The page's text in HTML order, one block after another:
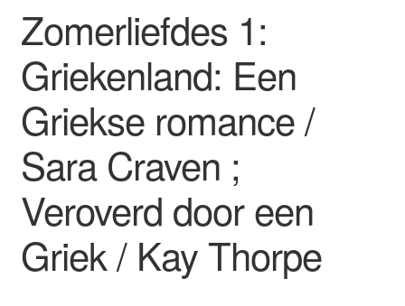
Zomerliefdes 1:
Griekenland: Een
Griekse romance /
Sara Craven ;
Veroverd door een
Griek / Kay Thorpe